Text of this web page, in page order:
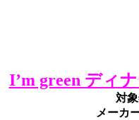
I’m green ディ
対
メーカ